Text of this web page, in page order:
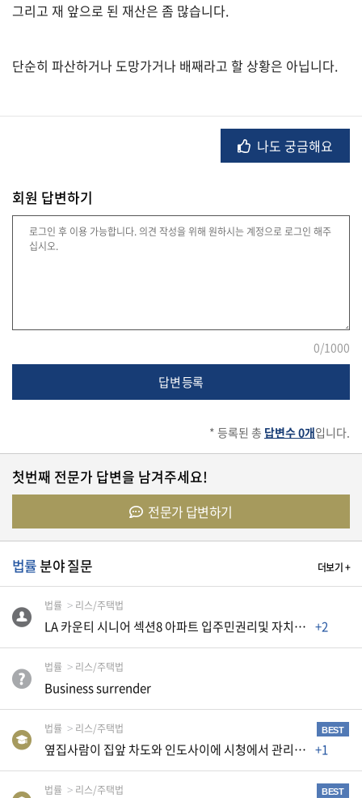
글
제
질
문
입
"
즌
"
작
전
확
인
기
멤
쉽
그리고 재 앞으로 된 재산은 좀 많습니다.
단순히 파산하거나 도망가거나 배째라고 할 상황은 아닙니다.
나도 궁금해요
회원 답변하기
0/1000
답변 등록
* 등록된 총 답변수 0개입니다.
첫번째 전문가 답변을 남겨주세요!
전문가 답변하기
법률분야 질문 더보기 +
법률 리스/주택법
LA 카운티 시니어 섹션8 아파트 입주민권리및 자치회구성문의 +2
법률 리스/주택법
Business surrender
법률 리스/주택법 BEST
옆집사람이 집앞 차도와 인도사이에 시청에서 관리하는 나무뿌리에 넘어졌다고 소송을했습니다 +1
법률 리스/주택법 BEST